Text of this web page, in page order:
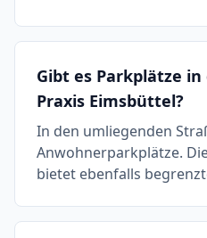
Gibt es Parkplätze
Praxis Eimsbüttel?
In den umliegenden
Anwohnerparkplätze.
bietet ebenfalls